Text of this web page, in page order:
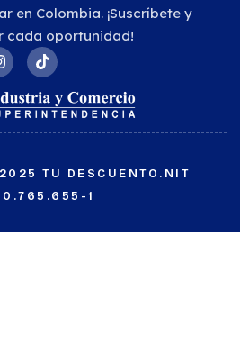
en Colombia. ¡Suscríbete y
cada oportunidad!
TU DESCUENTO.NIT
1